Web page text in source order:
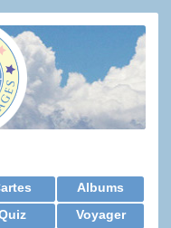
Albums
Voyager